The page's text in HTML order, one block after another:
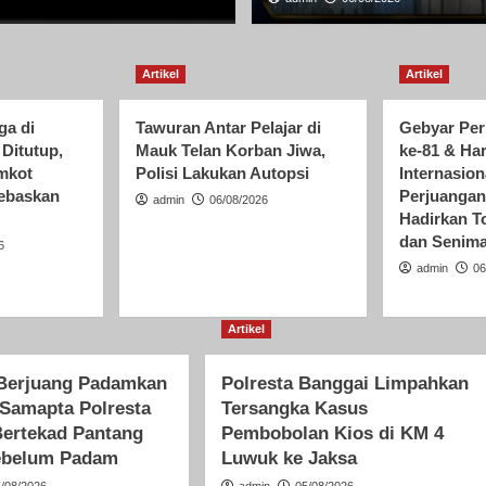
di
Artikel
Tawuran Antar Pelajar di
Mauk Telan Korban Jiwa,
Polisi Lakukan Autopsi
admin 06/08/2026
Artikel
Gebyar
ke-81 &
Hadirkan
dan
admin
Padamkan
Polresta
Pantang
Padam
Artikel
Polresta Banggai Limpahkan
Tersangka Kasus
Pembobolan Kios di KM 4
Luwuk ke Jaksa